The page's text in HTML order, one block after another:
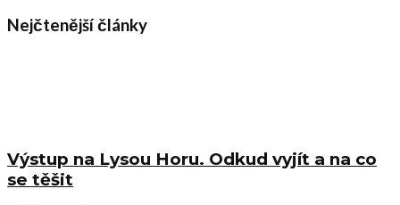
Nejčtenější články
Výstup na Lysou Horu. Odkud vyjít a na co
se těšit